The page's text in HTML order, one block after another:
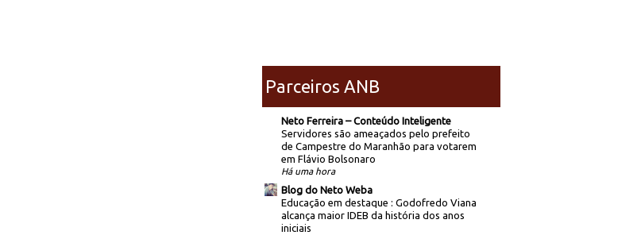
Parceiros ANB
Neto Ferreira – Conteúdo Inteligente
Servidores são ameaçados pelo prefeito
de Campestre do Maranhão para votarem
em Flávio Bolsonaro
Há uma hora
Blog do Neto Weba
Educação em destaque : Godofredo Viana
alcança maior IDEB da história dos anos
iniciais